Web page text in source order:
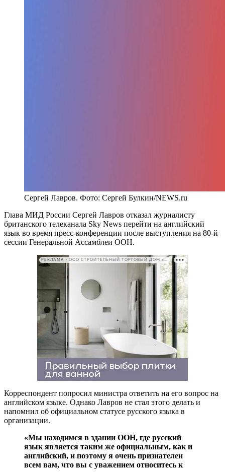
Сергей Лавров. Фото: Сергей Булкин/NEWS.ru
Глава МИД России Сергей Лавров отказал журналисту
британского телеканала Sky News перейти на английский
язык во время пресс-конференции после выступления на 80-й
сессии Генеральной Ассамблеи ООН.
РЕКЛАМА • ООО СТРОИТЕЛЬНЫЙ ТОРГОВЫЙ ДОМ «ПЕТРОВИЧ». ИНН: 7802348846
Корреспондент попросил министра ответить на его вопрос на
английском языке. Однако Лавров не стал этого делать и
напомнил об официальном статусе русского языка в
организации.
«Мы находимся в здании ООН, где русский
язык является таким же официальным, как и
английский, и поэтому я очень признателен
всем вам, что вы с уважением относитесь к